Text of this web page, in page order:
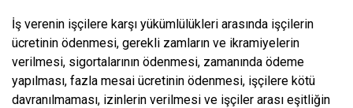
İş verenin işçilere karşı yükümlülükleri arasında işçilerin
ücretinin ödenmesi, gerekli zamların ve ikramiyelerin
verilmesi, sigortalarının ödenmesi, zamanında ödeme
yapılması, fazla mesai ücretinin ödenmesi, işçilere kötü
davranılmaması, izinlerin verilmesi ve işçiler arası eşitliğin